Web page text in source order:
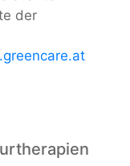
der